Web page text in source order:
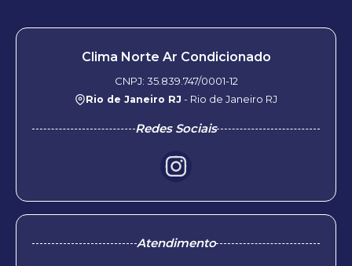
Clima Norte Ar Condicionado
CNPJ: 35.839.747/0001-12
Rio de Janeiro RJ - Rio de Janeiro RJ
Redes Sociais
Atendimento